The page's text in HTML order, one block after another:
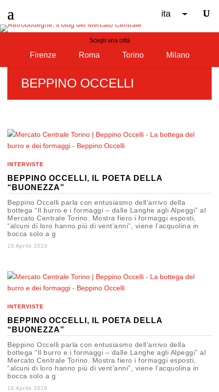
ita
Scegli una città
Firenze Roma Torino Milano
BEPPINO OCCELLI
INTERVISTE
BEPPINO OCCELLI, IL POETA DELLA
“BUONEZZA”
Beppino Occelli parla con entusiasmo dell’arrivo della
bottega “Il burro e i formaggi – dalle Langhe agli Alpeggi” al
Mercato Centrale Torino. Mostra fiero i formaggi esposti,
“alcuni di loro hanno più di vent’anni”, viene l’acquolina in
bocca solo a g
19 Aprile 2019
INTERVISTE
BEPPINO OCCELLI, IL POETA DELLA
“BUONEZZA”
Beppino Occelli parla con entusiasmo dell’arrivo della
bottega “Il burro e i formaggi – dalle Langhe agli Alpeggi” al
Mercato Centrale Torino. Mostra fiero i formaggi esposti,
“alcuni di loro hanno più di vent’anni”, viene l’acquolina in
bocca solo a g
19 Aprile 2019